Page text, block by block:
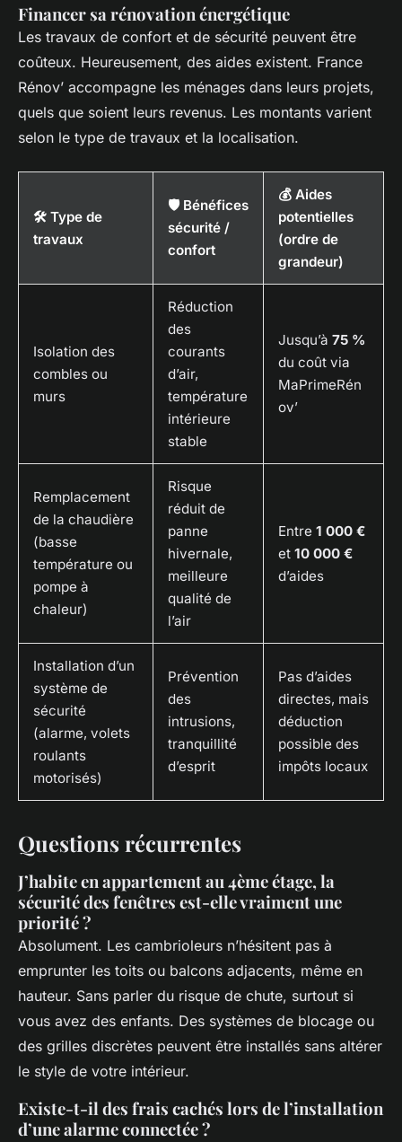
Financer sa rénovation énergétique
Les travaux de confort et de sécurité peuvent être
coûteux. Heureusement, des aides existent. France
Rénov’ accompagne les ménages dans leurs projets,
quels que soient leurs revenus. Les montants varient
selon le type de travaux et la localisation.
🛠️ Type de
travaux
🛡️ Bénéfices
sécurité /
confort
💰 Aides
potentielles
(ordre de
grandeur)
Isolation des
combles ou
murs
Réduction
des
courants
d’air,
température
intérieure
stable
Jusqu’à 75 %
du coût via
MaPrimeRén
ov’
Remplacement
de la chaudière
(basse
température ou
pompe à
chaleur)
Risque
réduit de
panne
hivernale,
meilleure
qualité de
l’air
Entre 1 000 €
et 10 000 €
d’aides
Installation d’un
système de
sécurité
(alarme, volets
roulants
motorisés)
Prévention
des
intrusions,
tranquillité
d’esprit
Pas d’aides
directes, mais
déduction
possible des
impôts locaux
Questions récurrentes
J’habite en appartement au 4ème étage, la
sécurité des fenêtres est-elle vraiment une
priorité ?
Absolument. Les cambrioleurs n’hésitent pas à
emprunter les toits ou balcons adjacents, même en
hauteur. Sans parler du risque de chute, surtout si
vous avez des enfants. Des systèmes de blocage ou
des grilles discrètes peuvent être installés sans altérer
le style de votre intérieur.
Existe-t-il des frais cachés lors de l’installation
d’une alarme connectée ?